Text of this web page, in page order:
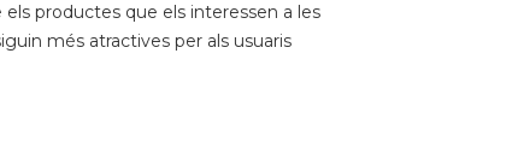
productes que els interessen a les
més atractives per als usuaris